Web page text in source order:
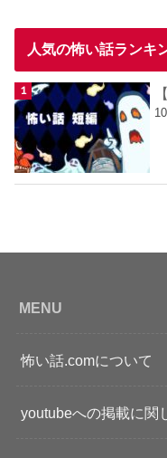
人気の怖い話ランキ
MENU
怖い話.comについて
youtubeへの掲載に関